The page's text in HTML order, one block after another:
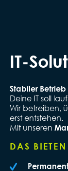
IT-
Stabiler
Deine IT soll
Wir betreiben,
erst entstehen.
Mit unseren
DAS